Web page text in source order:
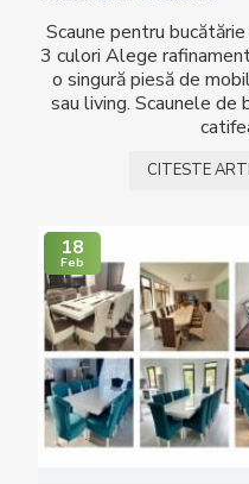
Scaune pentru
3 culori Alege
o singură piesă de
sau living. Scaunele de
CITESTE
18
Feb